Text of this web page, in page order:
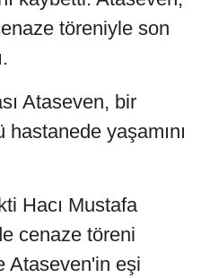
töreniyle son
Ataseven, bir
yaşamını
Hacı Mustafa
cenaze töreni
Ataseven'in eşi